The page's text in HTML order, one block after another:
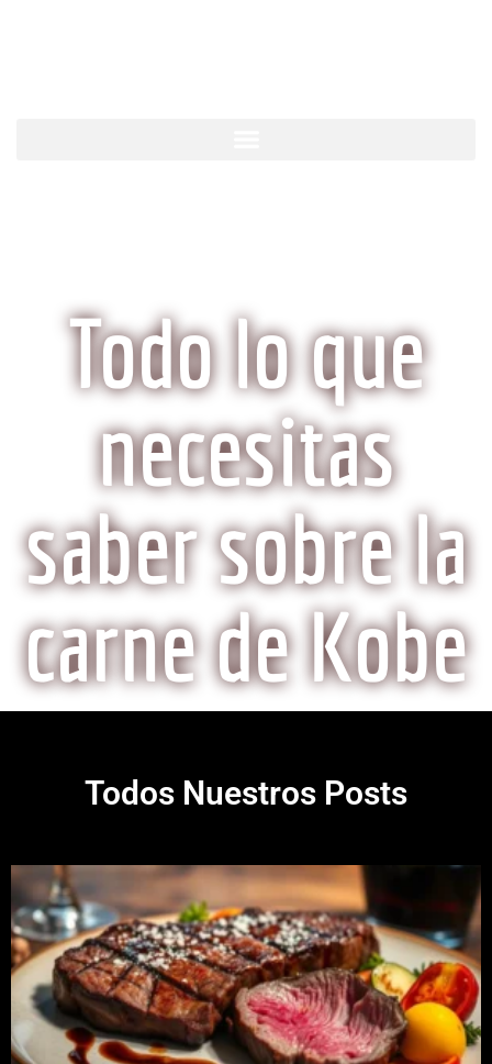
Todo lo que
necesitas
saber sobre la
carne de Kobe
Todos Nuestros Posts